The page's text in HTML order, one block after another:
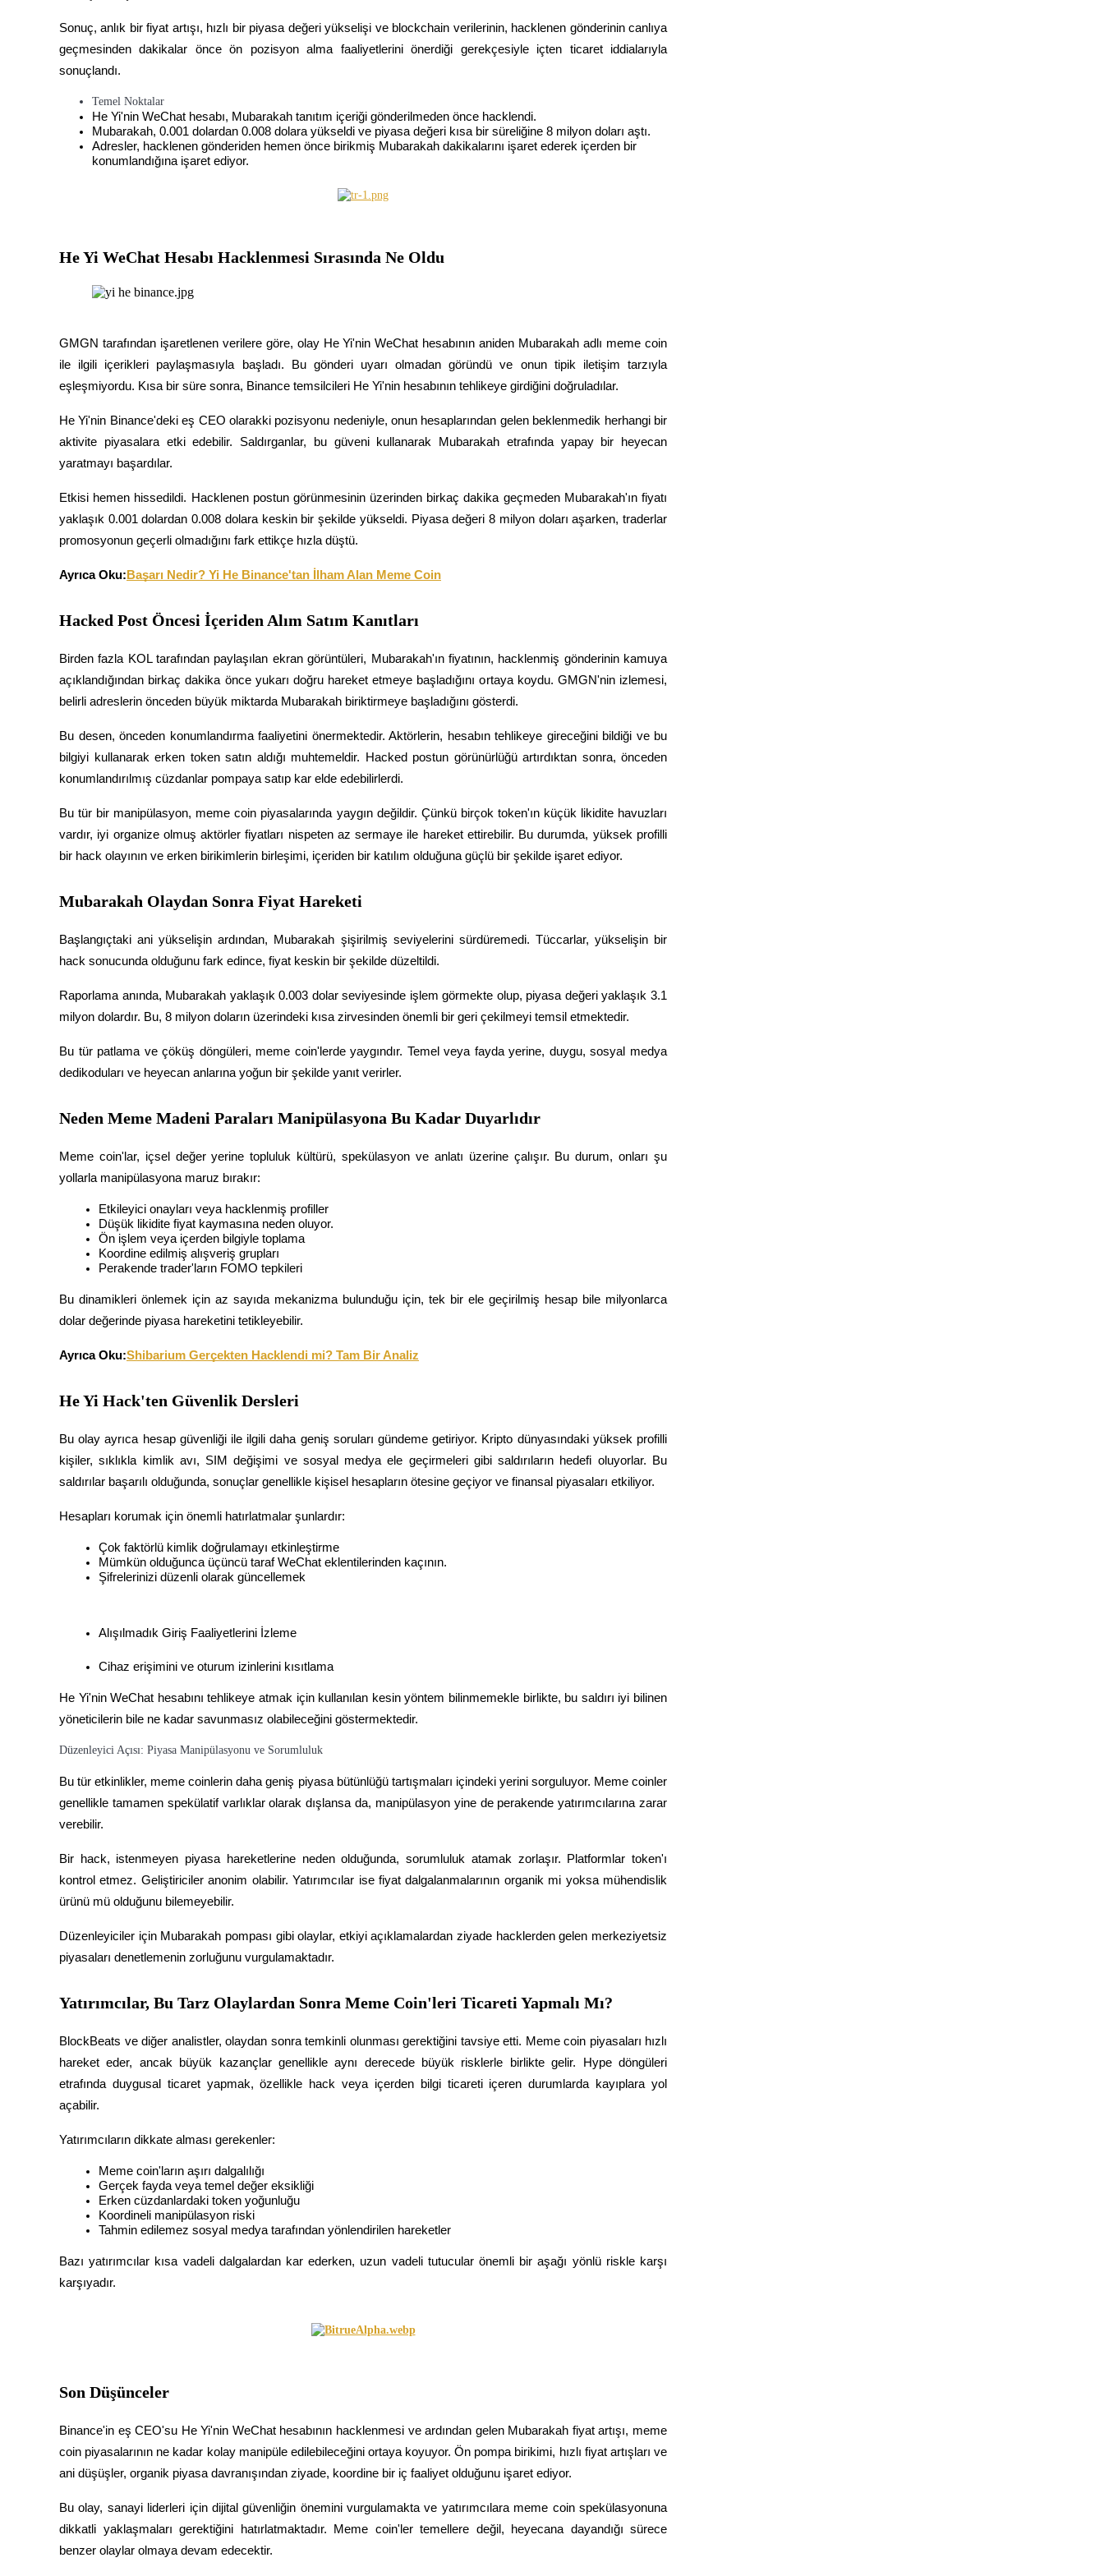
COIN-M Vadeli İşlemleri
Kripto Para Vadeli İşlemleri
USDC Vadeli İşlemleri
USDC'yi teminat olarak kullanan vadeli işlemler
En iyi traderlarla güçlerinizi birleştirin
Kâr paylaşımı ve kopya ticaret komisyonlarının tadını çıkarın
Bilgi
Ticaret bilgileri vb. dahil olmak üzere büyük veri analizi.
Vadeli İşlemler Başlangıç Kılavuzu
Nasıl kârlı kalabileceğinizi öğrenin
Power Piggy
Günlük rekabetçi ödüller kazanın
Yüksek getiri ve anında erişim
Launchpool
Popüler token'lar kazanmak için esnek staking
BTR Kilitleme
BTR sahiplerine özel yatırımlar
Krediler
Kripto destekli borçlanma hizmeti
Sonuç, anlık bir fiyat artışı, hızlı bir piyasa değeri yükselişi ve blockchain verilerinin, hacklenen gönderinin canlıya
geçmesinden dakikalar önce ön pozisyon alma faaliyetlerini önerdiği gerekçesiyle içten ticaret iddialarıyla
sonuçlandı.
Temel Noktalar
He Yi'nin WeChat hesabı, Mubarakah tanıtım içeriği gönderilmeden önce hacklendi.
Mubarakah, 0.001 dolardan 0.008 dolara yükseldi ve piyasa değeri kısa bir süreliğine 8 milyon doları aştı.
Adresler, hacklenen gönderiden hemen önce birikmiş Mubarakah dakikalarını işaret ederek içerden bir
konumlandığına işaret ediyor.
He Yi WeChat Hesabı Hacklenmesi Sırasında Ne Oldu
GMGN tarafından işaretlenen verilere göre, olay He Yi'nin WeChat hesabının aniden Mubarakah adlı meme coin
ile ilgili içerikleri paylaşmasıyla başladı. Bu gönderi uyarı olmadan göründü ve onun tipik iletişim tarzıyla
eşleşmiyordu. Kısa bir süre sonra, Binance temsilcileri He Yi'nin hesabının tehlikeye girdiğini doğruladılar.
He Yi'nin Binance'deki eş CEO olarakki pozisyonu nedeniyle, onun hesaplarından gelen beklenmedik herhangi bir
aktivite piyasalara etki edebilir. Saldırganlar, bu güveni kullanarak Mubarakah etrafında yapay bir heyecan
yaratmayı başardılar.
Etkisi hemen hissedildi. Hacklenen postun görünmesinin üzerinden birkaç dakika geçmeden Mubarakah'ın fiyatı
yaklaşık 0.001 dolardan 0.008 dolara keskin bir şekilde yükseldi. Piyasa değeri 8 milyon doları aşarken, traderlar
promosyonun geçerli olmadığını fark ettikçe hızla düştü.
Ayrıca Oku:Başarı Nedir? Yi He Binance'tan İlham Alan Meme Coin
Hacked Post Öncesi İçeriden Alım Satım Kanıtları
Birden fazla KOL tarafından paylaşılan ekran görüntüleri, Mubarakah'ın fiyatının, hacklenmiş gönderinin kamuya
açıklandığından birkaç dakika önce yukarı doğru hareket etmeye başladığını ortaya koydu. GMGN'nin izlemesi,
belirli adreslerin önceden büyük miktarda Mubarakah biriktirmeye başladığını gösterdi.
Bu desen, önceden konumlandırma faaliyetini önermektedir. Aktörlerin, hesabın tehlikeye gireceğini bildiği ve bu
bilgiyi kullanarak erken token satın aldığı muhtemeldir. Hacked postun görünürlüğü artırdıktan sonra, önceden
konumlandırılmış cüzdanlar pompaya satıp kar elde edebilirlerdi.
Bu tür bir manipülasyon, meme coin piyasalarında yaygın değildir. Çünkü birçok token'ın küçük likidite havuzları
vardır, iyi organize olmuş aktörler fiyatları nispeten az sermaye ile hareket ettirebilir. Bu durumda, yüksek profilli
bir hack olayının ve erken birikimlerin birleşimi, içeriden bir katılım olduğuna güçlü bir şekilde işaret ediyor.
Mubarakah Olaydan Sonra Fiyat Hareketi
Başlangıçtaki ani yükselişin ardından, Mubarakah şişirilmiş seviyelerini sürdüremedi. Tüccarlar, yükselişin bir
hack sonucunda olduğunu fark edince, fiyat keskin bir şekilde düzeltildi.
Raporlama anında, Mubarakah yaklaşık 0.003 dolar seviyesinde işlem görmekte olup, piyasa değeri yaklaşık 3.1
milyon dolardır. Bu, 8 milyon doların üzerindeki kısa zirvesinden önemli bir geri çekilmeyi temsil etmektedir.
Bu tür patlama ve çöküş döngüleri, meme coin'lerde yaygındır. Temel veya fayda yerine, duygu, sosyal medya
dedikoduları ve heyecan anlarına yoğun bir şekilde yanıt verirler.
Neden Meme Madeni Paraları Manipülasyona Bu Kadar Duyarlıdır
Meme coin'lar, içsel değer yerine topluluk kültürü, spekülasyon ve anlatı üzerine çalışır. Bu durum, onları şu
yollarla manipülasyona maruz bırakır:
Etkileyici onayları veya hacklenmiş profiller
Düşük likidite fiyat kaymasına neden oluyor.
Ön işlem veya içerden bilgiyle toplama
Koordine edilmiş alışveriş grupları
Perakende trader'ların FOMO tepkileri
Bu dinamikleri önlemek için az sayıda mekanizma bulunduğu için, tek bir ele geçirilmiş hesap bile milyonlarca
dolar değerinde piyasa hareketini tetikleyebilir.
Ayrıca Oku:Shibarium Gerçekten Hacklendi mi? Tam Bir Analiz
He Yi Hack'ten Güvenlik Dersleri
Bu olay ayrıca hesap güvenliği ile ilgili daha geniş soruları gündeme getiriyor. Kripto dünyasındaki yüksek profilli
kişiler, sıklıkla kimlik avı, SIM değişimi ve sosyal medya ele geçirmeleri gibi saldırıların hedefi oluyorlar. Bu
saldırılar başarılı olduğunda, sonuçlar genellikle kişisel hesapların ötesine geçiyor ve finansal piyasaları etkiliyor.
Hesapları korumak için önemli hatırlatmalar şunlardır:
Çok faktörlü kimlik doğrulamayı etkinleştirme
Mümkün olduğunca üçüncü taraf WeChat eklentilerinden kaçının.
Şifrelerinizi düzenli olarak güncellemek
Alışılmadık Giriş Faaliyetlerini İzleme
Cihaz erişimini ve oturum izinlerini kısıtlama
He Yi'nin WeChat hesabını tehlikeye atmak için kullanılan kesin yöntem bilinmemekle birlikte, bu saldırı iyi bilinen
yöneticilerin bile ne kadar savunmasız olabileceğini göstermektedir.
Düzenleyici Açısı: Piyasa Manipülasyonu ve Sorumluluk
Bu tür etkinlikler, meme coinlerin daha geniş piyasa bütünlüğü tartışmaları içindeki yerini sorguluyor. Meme coinler
genellikle tamamen spekülatif varlıklar olarak dışlansa da, manipülasyon yine de perakende yatırımcılarına zarar
verebilir.
Bir hack, istenmeyen piyasa hareketlerine neden olduğunda, sorumluluk atamak zorlaşır. Platformlar token'ı
kontrol etmez. Geliştiriciler anonim olabilir. Yatırımcılar ise fiyat dalgalanmalarının organik mi yoksa mühendislik
ürünü mü olduğunu bilemeyebilir.
Düzenleyiciler için Mubarakah pompası gibi olaylar, etkiyi açıklamalardan ziyade hacklerden gelen merkeziyetsiz
piyasaları denetlemenin zorluğunu vurgulamaktadır.
Yatırımcılar, Bu Tarz Olaylardan Sonra Meme Coin'leri Ticareti Yapmalı Mı?
BlockBeats ve diğer analistler, olaydan sonra temkinli olunması gerektiğini tavsiye etti. Meme coin piyasaları hızlı
hareket eder, ancak büyük kazançlar genellikle aynı derecede büyük risklerle birlikte gelir. Hype döngüleri
etrafında duygusal ticaret yapmak, özellikle hack veya içerden bilgi ticareti içeren durumlarda kayıplara yol
açabilir.
Yatırımcıların dikkate alması gerekenler:
Meme coin'ların aşırı dalgalılığı
Gerçek fayda veya temel değer eksikliği
Erken cüzdanlardaki token yoğunluğu
Koordineli manipülasyon riski
Tahmin edilemez sosyal medya tarafından yönlendirilen hareketler
Bazı yatırımcılar kısa vadeli dalgalardan kar ederken, uzun vadeli tutucular önemli bir aşağı yönlü riskle karşı
karşıyadır.
Son Düşünceler
Binance'in eş CEO'su He Yi'nin WeChat hesabının hacklenmesi ve ardından gelen Mubarakah fiyat artışı, meme
coin piyasalarının ne kadar kolay manipüle edilebileceğini ortaya koyuyor. Ön pompa birikimi, hızlı fiyat artışları ve
ani düşüşler, organik piyasa davranışından ziyade, koordine bir iç faaliyet olduğunu işaret ediyor.
Bu olay, sanayi liderleri için dijital güvenliğin önemini vurgulamakta ve yatırımcılara meme coin spekülasyonuna
dikkatli yaklaşmaları gerektiğini hatırlatmaktadır. Meme coin'ler temellere değil, heyecana dayandığı sürece
benzer olaylar olmaya devam edecektir.